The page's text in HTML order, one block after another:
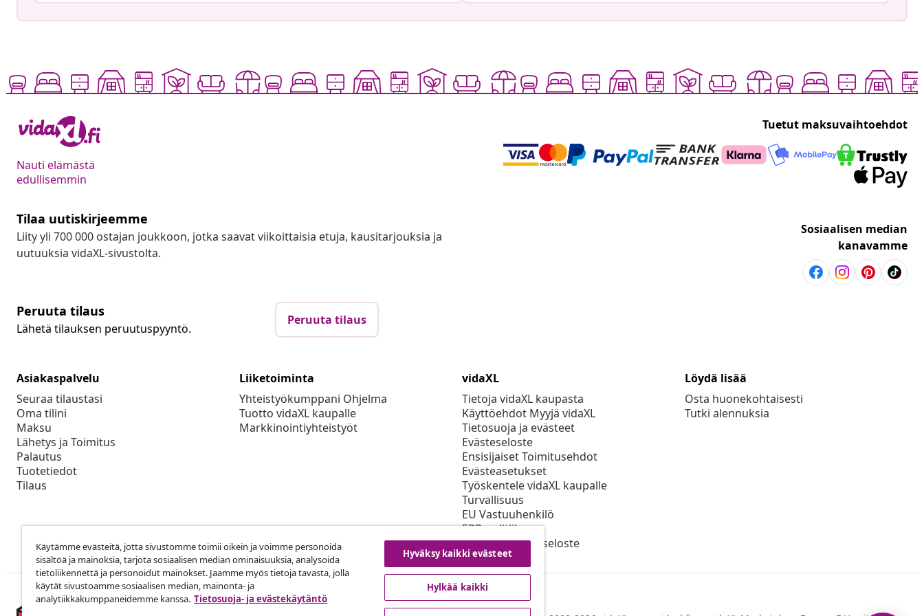
Nauti elämästä
edullisemmin
Tuetut maksuvaihtoehdot
Tilaa uutiskirjeemme
Liity yli 700 000 ostajan joukkoon, jotka saavat viikoittaisia etuja, kausitarjouksia ja
uutuuksia vidaXL-sivustolta.
Sosiaalisen median
kanavamme
Peruuta tilaus
Lähetä tilauksen peruutuspyyntö.
Peruuta tilaus
Asiakaspalvelu
Seuraa tilaustasi
Oma tilini
Maksu
Lähetys ja Toimitus
Palautus
Tuotetiedot
Tilaus
Liiketoiminta
Yhteistyökumppani Ohjelma
Tuotto vidaXL kaupalle
Markkinointiyhteistyöt
vidaXL
Tietoja vidaXL kaupasta
Käyttöehdot Myyjä vidaXL
Tietosuoja ja evästeet
Evästeseloste
Ensisijaiset Toimitusehdot
Evästeasetukset
Työskentele vidaXL kaupalle
Turvallisuus
EU Vastuuhenkilö
EPR-politiikan
Saavutettavuusseloste
Löydä lisää
Osta huonekohtaisesti
Tutki alennuksia
Käytämme evästeitä, jotta sivustomme toimii oikein ja voimme personoida
sisältöä ja mainoksia, tarjota sosiaalisen median ominaisuuksia, analysoida
tietoliikennettä ja personoidut mainokset. Jaamme myös tietoja tavasta, jolla
käytät sivustoamme sosiaalisen median, mainonta- ja
analytiikkakumppaneidemme kanssa. Tietosuoja- ja evästekäytäntö
Hyväksy kaikki evästeet
Hylkää kaikki